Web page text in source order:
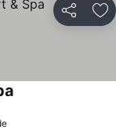
Partilhar